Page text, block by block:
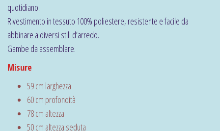
quotidiano.
Rivestimento in tessuto 100% poliestere, resistente e facile da
abbinare a diversi stili d’arredo.
Gambe da assemblare.
Misure
59 cm larghezza
60 cm profondità
78 cm altezza
50 cm altezza seduta